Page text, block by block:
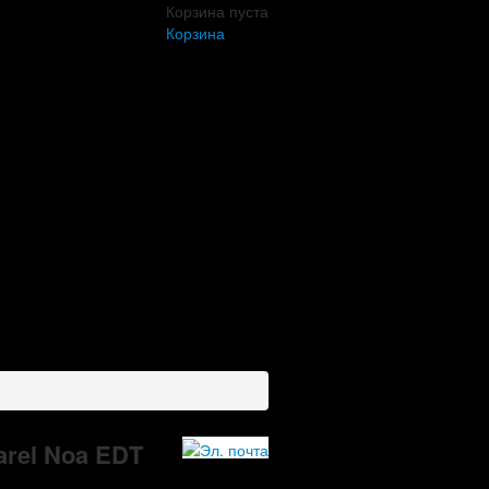
Корзина пуста
Корзина
Noa EDT